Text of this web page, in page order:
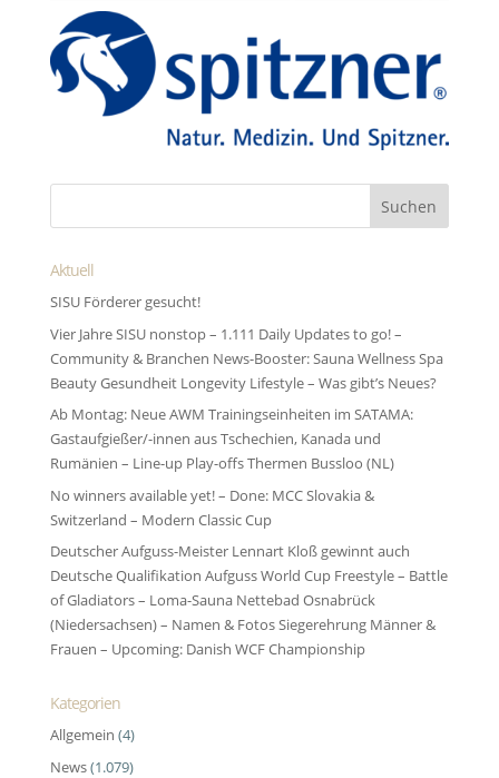
Aktuell
SISU Förderer gesucht!
Vier Jahre SISU nonstop – 1.111 Daily Updates to go! –
Community & Branchen News-Booster: Sauna Wellness Spa
Beauty Gesundheit Longevity Lifestyle – Was gibt’s Neues?
Ab Montag: Neue AWM Trainingseinheiten im SATAMA:
Gastaufgießer/-innen aus Tschechien, Kanada und
Rumänien – Line-up Play-offs Thermen Bussloo (NL)
No winners available yet! – Done: MCC Slovakia &
Switzerland – Modern Classic Cup
Deutscher Aufguss-Meister Lennart Kloß gewinnt auch
Deutsche Qualifikation Aufguss World Cup Freestyle – Battle
of Gladiators – Loma-Sauna Nettebad Osnabrück
(Niedersachsen) – Namen & Fotos Siegerehrung Männer &
Frauen – Upcoming: Danish WCF Championship
Kategorien
Allgemein (4)
News(1.079)